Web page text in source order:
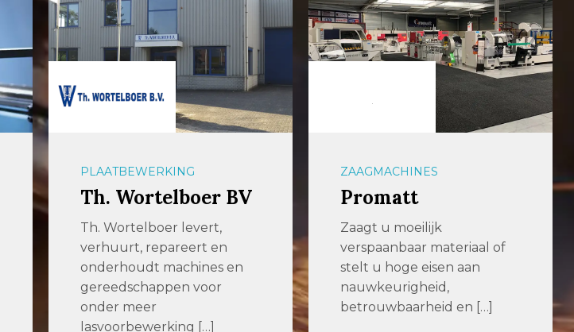
PLAATBEWERKING
Th. Wortelboer BV
Th. Wortelboer levert,
verhuurt, repareert en
onderhoudt machines en
gereedschappen voor
onder meer
lasvoorbewerking […]
ZAAGMACHINES
Promatt
Zaagt u moeilijk
verspaanbaar materiaal of
stelt u hoge eisen aan
nauwkeurigheid,
betrouwbaarheid en […]